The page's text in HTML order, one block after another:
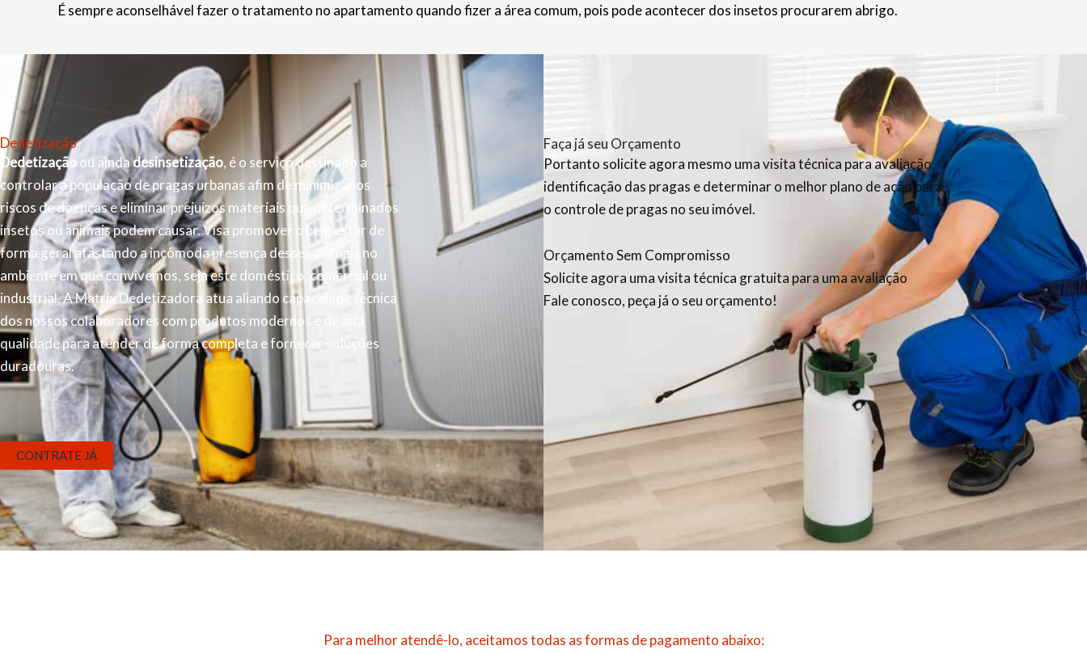
É sempre aconselhável fazer o tratamento no apartamento quando fizer a área comum, pois pode acontecer dos insetos procurarem abrigo.
Dedetização
Dedetizaçãoou aindadesinsetização, é o serviço destinado a
controlar a população de pragas urbanas afim de minimizar os
riscos de doenças e eliminar prejuízos materiais que determinados
insetos ou animais podem causar. Visa promover o bem estar de
forma geral afastando a incômoda presença desses animais no
ambiente em que convivemos, seja este doméstico, comercial ou
industrial. A Matrix Dedetizadora atua aliando capacidade técnica
dos nossos colaboradores com produtos modernos e de alta
qualidade para atender de forma completa e fornecer soluções
duradouras.
CONTRATE JÁ
Faça já seu Orçamento
Portanto solicite agora mesmo uma visita técnica para avaliação,
identificação das pragas e determinar o melhor plano de ação para
o controle de pragas no seu imóvel.
Orçamento Sem Compromisso
Solicite agora uma visita técnica gratuita para uma avaliação
Fale conosco, peça já o seu orçamento!
Para melhor atendê-lo, aceitamos todas as formas de pagamento abaixo: